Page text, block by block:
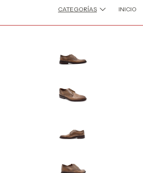
CATEGORÍAS INICIO